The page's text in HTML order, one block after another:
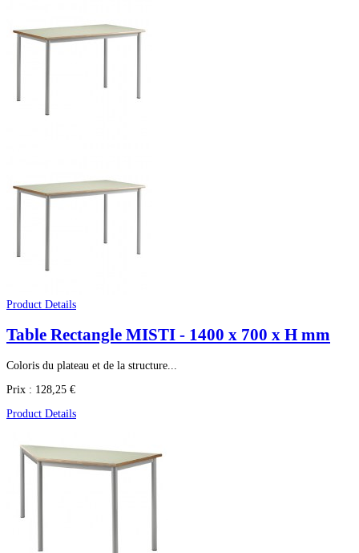
Product Details
Table Rectangle MISTI - 1400 x 700 x H mm
Coloris du plateau et de la structure...
Prix : 128,25 €
Product Details